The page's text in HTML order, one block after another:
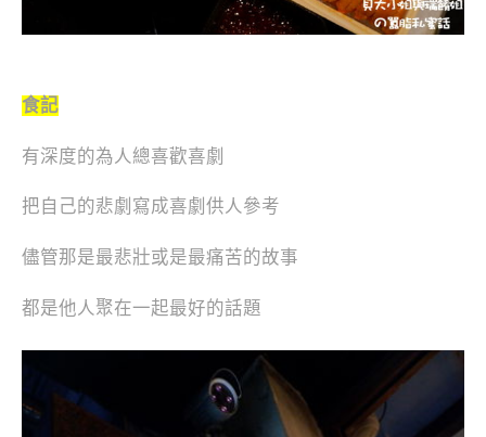
食記
有深度的為人總喜歡喜劇
把自己的悲劇寫成喜劇供人參考
儘管那是最悲壯或是最痛苦的故事
都是他人聚在一起最好的話題